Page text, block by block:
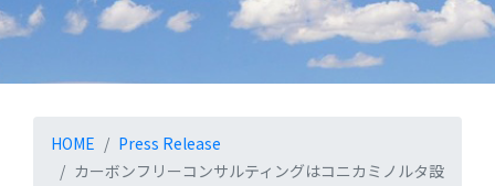
HOME
Press Release
カーボンフリーコンサルティングはコニカミノルタ設